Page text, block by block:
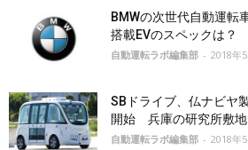
BMWの次世代自動運転
搭載EVのスペックは？
自動運転ラボ編集部 - 2018年
SBドライブ、仏ナビヤ
開始 兵庫の研究所敷
自動運転ラボ編集部 - 2018年